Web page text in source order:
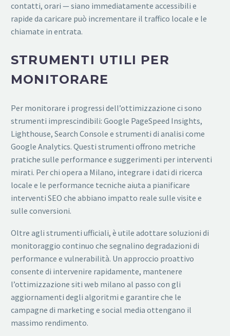
contatti, orari — siano immediatamente accessibili e
rapide da caricare può incrementare il traffico locale e le
chiamate in entrata.
STRUMENTI UTILI PER
MONITORARE
Per monitorare i progressi dell’ottimizzazione ci sono
strumenti imprescindibili: Google PageSpeed Insights,
Lighthouse, Search Console e strumenti di analisi come
Google Analytics. Questi strumenti offrono metriche
pratiche sulle performance e suggerimenti per interventi
mirati. Per chi opera a Milano, integrare i dati di ricerca
locale e le performance tecniche aiuta a pianificare
interventi SEO che abbiano impatto reale sulle visite e
sulle conversioni.
Oltre agli strumenti ufficiali, è utile adottare soluzioni di
monitoraggio continuo che segnalino degradazioni di
performance e vulnerabilità. Un approccio proattivo
consente di intervenire rapidamente, mantenere
l’ottimizzazione siti web milano al passo con gli
aggiornamenti degli algoritmi e garantire che le
campagne di marketing e social media ottengano il
massimo rendimento.